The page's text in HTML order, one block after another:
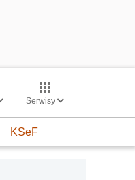
Serwisy
KSeF